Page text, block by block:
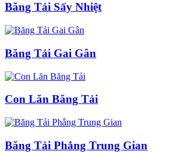
Băng Tải Sấy Nhiệt
Băng Tải Gai Gân
Con Lăn Băng Tải
Băng Tải Phẳng Trung Gian